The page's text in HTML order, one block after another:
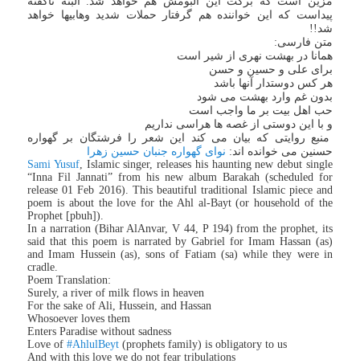
پیداست که این خواننده هم گرفتار حملات شدید وهابیها خواهد
شد!!
متن فارسی:
همانا در بهشت نهری از شیر است
برای علی و حسین و حسن
هر کس دوستدار آنها باشد
بدون غم وارد بهشت می شود
حب اهل بیت بر ما واجب است
و با این دوستی از غصه ها هراسی نداریم
منبع روایتی که بیان می کند این شعر را فرشتگان بر گهواره
حسنین می خوانده اند: نوای گهواره جنبان حسین زهرا
Sami Yusuf, Islamic singer, releases his haunting new debut single
“Inna Fil Jannati” from his new album Barakah (scheduled for
release 01 Feb 2016). This beautiful traditional Islamic piece and
poem is about the love for the Ahl al-Bayt (or household of the
Prophet [pbuh]).
In a narration (Bihar AlAnvar, V 44, P 194) from the prophet, its
said that this poem is narrated by Gabriel for Imam Hassan (as)
and Imam Hussein (as), sons of Fatiam (sa) while they were in
cradle.
Poem Translation:
Surely, a river of milk flows in heaven
For the sake of Ali, Hussein, and Hassan
Whosoever loves them
Enters Paradise without sadness
Love of#AhlulBeyt (prophets family) is obligatory to us
And with this love we do not fear tribulations